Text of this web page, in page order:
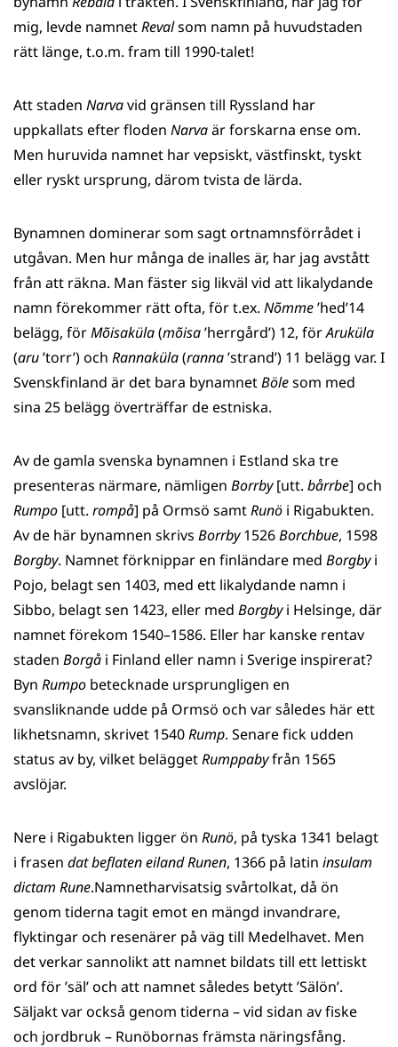
mig, levde namnetRevalsom namn på huvudstaden
rätt länge, t.o.m. fram till 1990-talet!
Att staden Narvavid gränsen till Ryssland har
uppkallats efter floden Narvaär forskarna ense om.
Men huruvida namnet har vepsiskt, västfinskt, tyskt
eller ryskt ursprung, därom tvista de lärda.
Bynamnen dominerar som sagt ortnamnsförrådet i
utgåvan. Men hur många de inalles är, har jag avstått
från att räkna. Man fäster sig likväl vid att likalydande
namn förekommer rätt ofta, för t.ex. Nõmme’hed’14
belägg, förMõisaküla(mõisa’herrgård’) 12, förAruküla
(aru’torr’) och Rannaküla(ranna’strand’) 11 belägg var. I
Svenskfinland är det bara bynamnetBölesom med
sina 25 belägg överträffar de estniska.
Av de gamla svenska bynamnen i Estland ska tre
presenteras närmare, nämligen Borrby[utt. bårrbe] och
Rumpo [utt. rompå] på Ormsö samtRunö i Rigabukten.
Av de här bynamnen skrivs Borrby1526Borchbue, 1598
Borgby. Namnet förknippar en finländare med Borgbyi
Pojo, belagt sen 1403, med ett likalydande namn i
Sibbo, belagt sen 1423, eller med Borgbyi Helsinge, där
namnet förekom 1540–1586. Eller har kanske rentav
staden Borgå i Finland eller namn i Sverige inspirerat?
Byn Rumpo betecknade ursprungligen en
svansliknande udde på Ormsö och var således här ett
likhetsnamn, skrivet 1540Rump. Senare fick udden
status av by, vilket beläggetRumppabyfrån 1565
avslöjar.
Nere i Rigabukten ligger ön Runö, på tyska 1341 belagt
i frasen datbeflateneilandRunen, 1366 på latin insulam
dictam Rune.Namnetharvisatsig svårtolkat, då ön
genom tiderna tagit emot en mängd invandrare,
flyktingar och resenärer på väg till Medelhavet. Men
det verkar sannolikt att namnet bildats till ett lettiskt
ord för ’säl’ och att namnet således betytt ’Sälön’.
Säljakt var också genom tiderna – vid sidan av fiske
och jordbruk – Runöbornas främsta näringsfång.